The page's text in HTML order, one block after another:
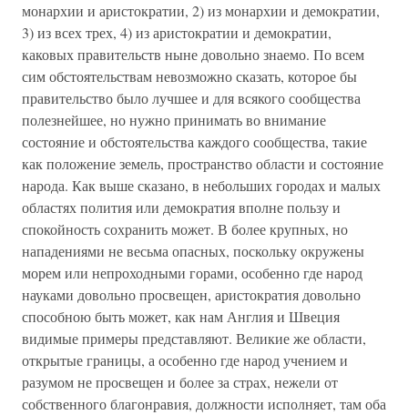
монархии и аристократии, 2) из монархии и демократии,
3) из всех трех, 4) из аристократии и демократии,
каковых правительств ныне довольно знаемо. По всем
сим обстоятельствам невозможно сказать, которое бы
правительство было лучшее и для всякого сообщества
полезнейшее, но нужно принимать во внимание
состояние и обстоятельства каждого сообщества, такие
как положение земель, пространство области и состояние
народа. Как выше сказано, в небольших городах и малых
областях полития или демократия вполне пользу и
спокойность сохранить может. В более крупных, но
нападениями не весьма опасных, поскольку окружены
морем или непроходными горами, особенно где народ
науками довольно просвещен, аристократия довольно
способною быть может, как нам Англия и Швеция
видимые примеры представляют. Великие же области,
открытые границы, а особенно где народ учением и
разумом не просвещен и более за страх, нежели от
собственного благонравия, должности исполняет, там оба